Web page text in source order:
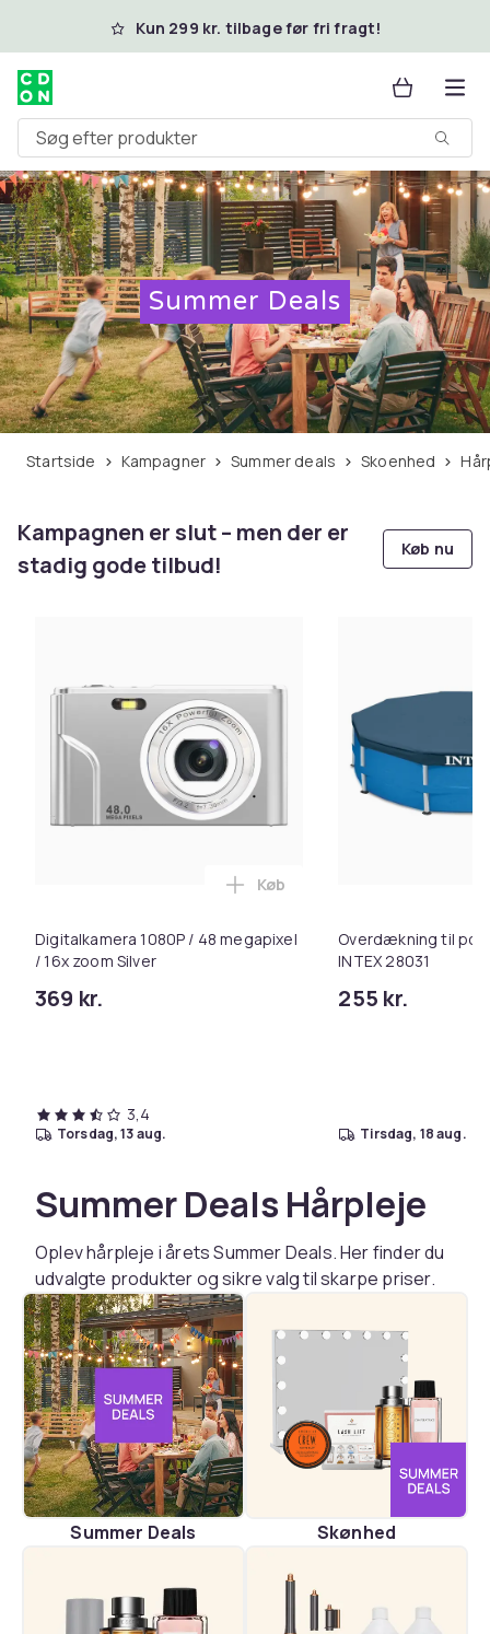
Spring til hovedindhold
Kun 299 kr. tilbage før fri fragt!
Søg efter produkter
Summer Deals
Startside Kampagner Summer deals Skoenhed
Kampagnen er slut – men der er
stadig gode tilbud!
Køb nu
Digitalkamera 1080P / 48 megapixel
/ 16x zoom Silver
369 kr.
Læg Digitalkamera 1080P /
Køb
3,4
torsdag, 13 aug.
Overdækning til
INTEX 28031
255 kr.
tirsdag, 18 aug.
Summer Deals Hårpleje
Oplev hårpleje i årets Summer Deals. Her finder du
udvalgte produkter og sikre valg til skarpe priser.
Summer Deals Skønhed